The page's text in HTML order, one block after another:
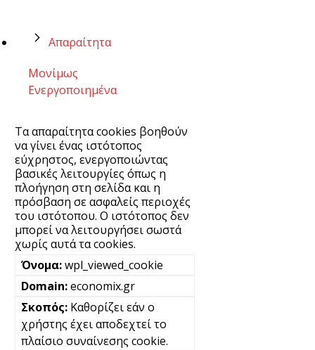
Απαραίτητα
Μονίμως
Ενεργοποιημένα
Τα απαραίτητα cookies βοηθούν
να γίνει ένας ιστότοπος
εύχρηστος, ενεργοποιώντας
βασικές λειτουργίες όπως η
πλοήγηση στη σελίδα και η
πρόσβαση σε ασφαλείς περιοχές
του ιστότοπου. Ο ιστότοπος δεν
μπορεί να λειτουργήσει σωστά
χωρίς αυτά τα cookies.
wpl_viewed_cookie
economix.gr
Καθορίζει εάν ο
χρήστης έχει αποδεχτεί το
πλαίσιο συναίνεσης cookie.